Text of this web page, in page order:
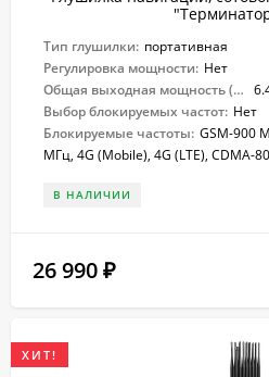
Тип глушилки: портативная
Регулировка мощности: Нет
Общая выходная мощность (Вт):
Выбор блокируемых частот: Нет
Блокируемые частоты: GSM-900
МГц, 4G (Mobile), 4G (LTE), CDMA-
В НАЛИЧИИ
26 990 ₽
ХИТ!